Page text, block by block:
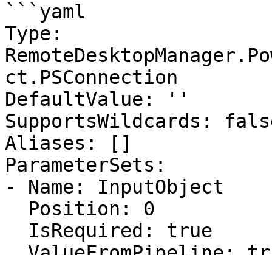
```yaml
Type:
ct.PSConnection
DefaultValue: ''
SupportsWildcards:
Aliases: []
ParameterSets:
- Name: InputObject